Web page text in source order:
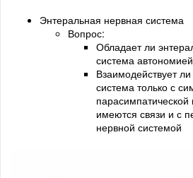
Энтеральная нервная система
Вопрос:
Обладает ли
система автономией
Взаимодействует
система только с
имеются связи и с
нервной системой